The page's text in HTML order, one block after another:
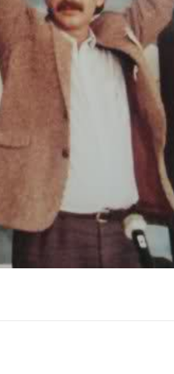
ΠΑΡΕΜΒΑΣΕΙΣ
ΠΡΟΒΟΛΕΣ
ΑΝΑΓΝΩΣΕΙΣ
τον Αντιδιαφωτισμό στον ψηφιακό
βάζει τα χέρια της και
ΗΠΑ-Σαουδικής Αραβίας